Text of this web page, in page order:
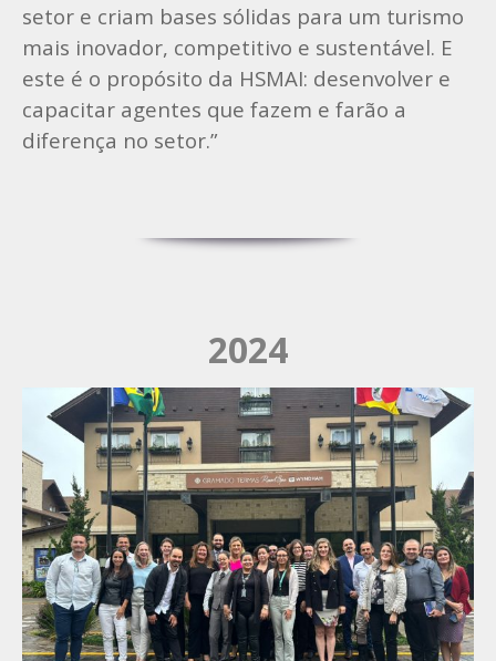
setor e criam bases sólidas para um turismo
mais inovador, competitivo e sustentável. E
este é o propósito da HSMAI: desenvolver e
capacitar agentes que fazem e farão a
diferença no setor.”
2024